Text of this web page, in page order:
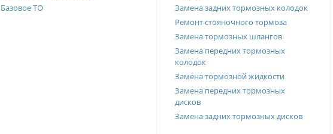
Базовое ТО
Замена задних тормозных колодок
Ремонт стояночного тормоза
Замена тормозных шлангов
Замена передних тормозных
колодок
Замена тормозной жидкости
Замена передних тормозных
дисков
Замена задних тормозных дисков